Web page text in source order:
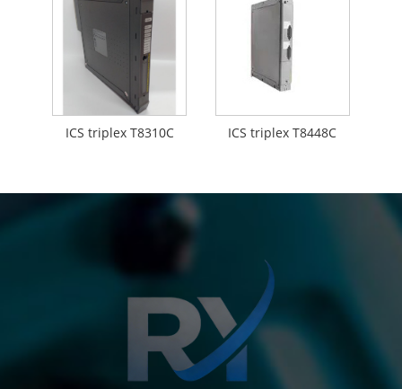
ICS triplex T8310C ICS triplex T8448C